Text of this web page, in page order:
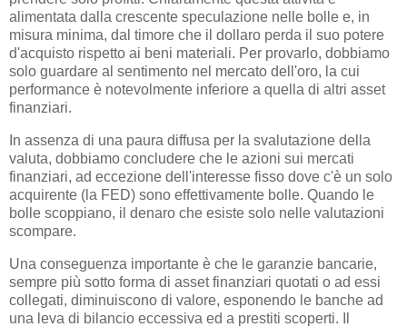
alimentata dalla crescente speculazione nelle bolle e, in
misura minima, dal timore che il dollaro perda il suo potere
d'acquisto rispetto ai beni materiali. Per provarlo, dobbiamo
solo guardare al sentimento nel mercato dell'oro, la cui
performance è notevolmente inferiore a quella di altri asset
finanziari.
In assenza di una paura diffusa per la svalutazione della
valuta, dobbiamo concludere che le azioni sui mercati
finanziari, ad eccezione dell'interesse fisso dove c'è un solo
acquirente (la FED) sono effettivamente bolle. Quando le
bolle scoppiano, il denaro che esiste solo nelle valutazioni
scompare.
Una conseguenza importante è che le garanzie bancarie,
sempre più sotto forma di asset finanziari quotati o ad essi
collegati, diminuiscono di valore, esponendo le banche ad
una leva di bilancio eccessiva ed a prestiti scoperti. Il